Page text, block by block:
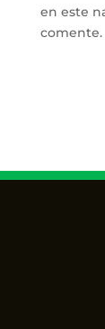
en este
comente.